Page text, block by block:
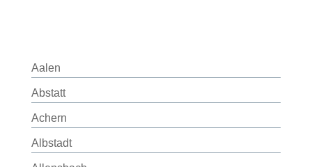
Aalen
Abstatt
Achern
Albstadt